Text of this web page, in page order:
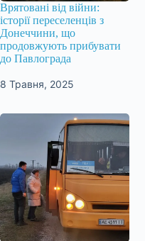
Врятовані від війни:
історії переселенців з
Донеччини, що
продовжують прибувати
до Павлограда
8 Травня, 2025